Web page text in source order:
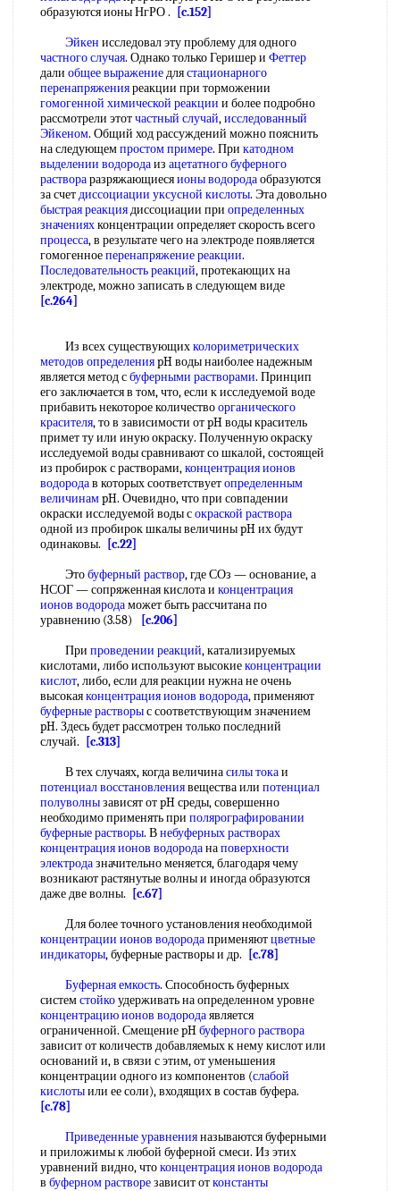
образуются ионы НгРО .
[c.152]
Эйкен исследовал эту проблему для одного
частного случая. Однако только Геришер и Феттер
дали общее выражениедлястационарного
перенапряженияреакции при торможении
гомогенной химической реакции и более подробно
рассмотрели этотчастный случай,исследованный
Эйкеном. Общий ход рассуждений можно пояснить
на следующемпростом примере. При катодном
выделении водородаиз ацетатного буферного
раствораразряжающиесяионы водородаобразуются
за счетдиссоциации уксусной кислоты. Эта довольно
быстрая реакциядиссоциации при определенных
значенияхконцентрации определяет скорость всего
процесса, в результате чего на электроде появляется
гомогенноеперенапряжение реакции.
Последовательность реакций, протекающих на
электроде, можно записать в следующем виде
[c.264]
Из всех существующихколориметрических
методов определенияpH воды наиболее надежным
является метод сбуферными растворами. Принцип
его заключается в том, что, если к исследуемой воде
прибавить некоторое количествоорганического
красителя, то в зависимости от pH воды краситель
примет ту или иную окраску. Полученную окраску
исследуемой воды сравнивают со шкалой, состоящей
из пробирок с растворами,концентрация ионов
водородав которых соответствуетопределенным
величинамpH. Очевидно, что при совпадении
окраски исследуемой воды сокраской раствора
одной из пробирок шкалы величины pH их будут
одинаковы.
[c.22]
Этобуферный раствор, где СОз — основание, а
НСОГ — сопряженная кислота и концентрация
ионов водородаможет быть рассчитана по
уравнению (3.58)
[c.206]
При проведении реакций, катализируемых
кислотами, либо используют высокиеконцентрации
кислот, либо, если для реакции нужна не очень
высокаяконцентрация ионов водорода, применяют
буферные растворыс соответствующим значением
pH. Здесь будет рассмотрен только последний
случай.
[c.313]
В тех случаях, когда величинасилы токаи
потенциал восстановлениявещества или потенциал
полуволнызависят от pH среды, совершенно
необходимо применять при полярографировании
буферные растворы. Внебуферных растворах
концентрация ионов водороданаповерхности
электродазначительно меняется, благодаря чему
возникают растянутые волны и иногда образуются
даже две волны.
[c.67]
Для более точного установления необходимой
концентрации ионов водородаприменяютцветные
индикаторы, буферные растворы и др.
[c.78]
Буферная емкость. Способность буферных
системстойкоудерживать на определенном уровне
концентрацию ионов водородаявляется
ограниченной. Смещение pHбуферного раствора
зависит от количеств добавляемых к нему кислот или
оснований и, в связи с этим, от уменьшения
концентрации одного из компонентов (слабой
кислотыили ее соли), входящих в состав буфера.
[c.78]
Приведенные уравненияназываются буферными
и приложимы к любой буферной смеси. Из этих
уравнений видно, чтоконцентрация ионов водорода
в буферном растворезависит отконстанты